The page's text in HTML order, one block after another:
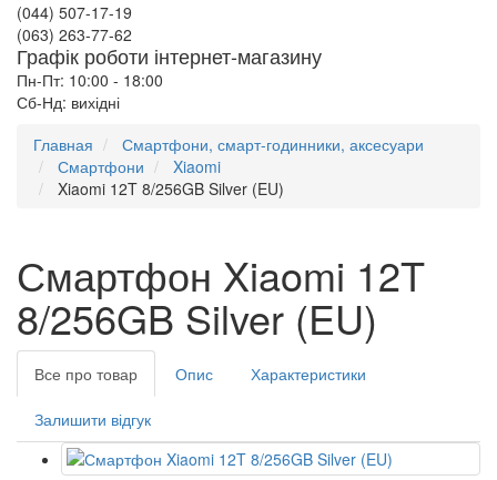
(044) 507-17-19
(063) 263-77-62
Графік роботи інтернет-магазину
Пн-Пт: 10:00 - 18:00
Сб-Нд: вихідні
Главная
Смартфони, смарт-годинники, аксесуари
Смартфони
Xiaomi
Xiaomi 12T 8/256GB Silver (EU)
Смартфон Xiaomi 12T
8/256GB Silver (EU)
Все про товар Опис Характеристики
Залишити відгук